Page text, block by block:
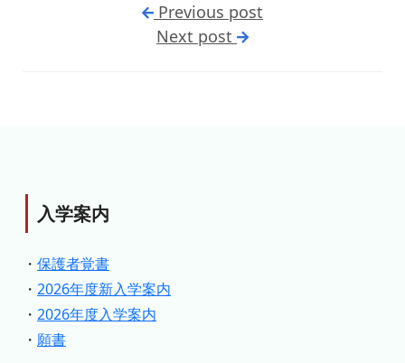
Previous post
Next post
入学案内
・ 保護者覚書
・ 2026年度新入学案内
・ 2026年度入学案内
・ 願書